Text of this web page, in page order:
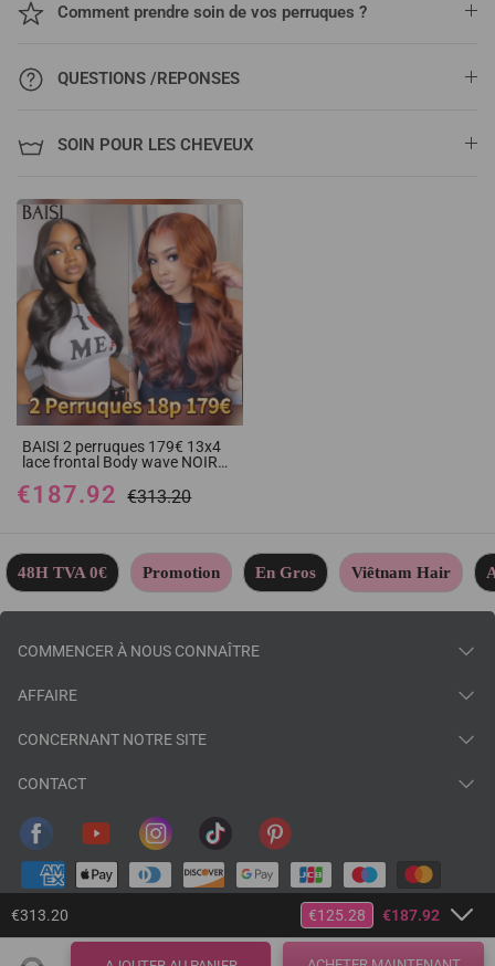
Comment prendre soin de vos perruques ?
QUESTIONS /REPONSES
SOIN POUR LES CHEVEUX
€313.20 €125.28 €187.92
BAISI 2 perruques 179€ 13x4
lace frontal Body wave NOIR
cheveux humains
€187.92 €313.20
48H TVA 0€ Promotion En Gros Viêtnam Hair
COMMENCER À NOUS CONNAÎTRE
AFFAIRE
CONCERNANT NOTRE SITE
CONTACT